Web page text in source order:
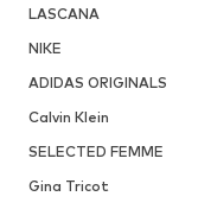
LASCANA
NIKE
ADIDAS ORIGINALS
Calvin Klein
SELECTED FEMME
Gina Tricot